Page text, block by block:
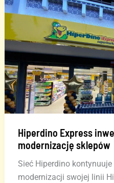
dotyczące
wynajmu
wakacyjnego
Hiperdino Express
modernizację sklepów
Sieć Hiperdino
modernizacji swojej linii